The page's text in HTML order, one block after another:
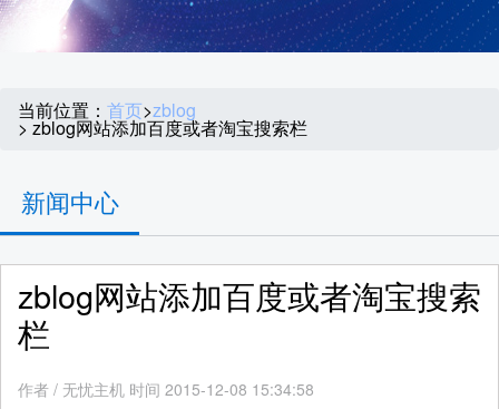
当前位置： 首页>zblog
> zblog网站添加百度或者淘宝搜索栏
新闻中心
zblog网站添加百度或者淘宝搜索
栏
作者 / 无忧主机 时间 2015-12-08 15:34:58